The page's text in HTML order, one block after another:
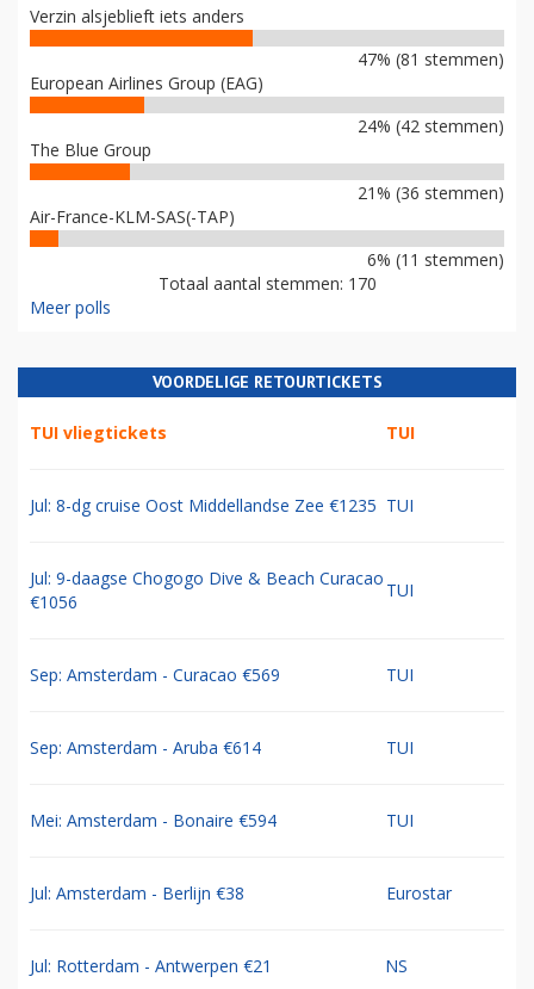
Verzin alsjeblieft iets anders
47% (81 stemmen)
European Airlines Group (EAG)
24% (42 stemmen)
The Blue Group
21% (36 stemmen)
Air-France-KLM-SAS(-TAP)
6% (11 stemmen)
Totaal aantal stemmen: 170
Meer polls
VOORDELIGE RETOURTICKETS
TUI vliegtickets TUI
Jul: 8-dg cruise Oost Middellandse Zee €1235 TUI
Jul: 9-daagse Chogogo Dive & Beach Curacao
€1056
TUI
Sep: Amsterdam - Curacao €569 TUI
Sep: Amsterdam - Aruba €614 TUI
Mei: Amsterdam - Bonaire €594 TUI
Jul: Amsterdam - Berlijn €38 Eurostar
Jul: Rotterdam - Antwerpen €21 NS